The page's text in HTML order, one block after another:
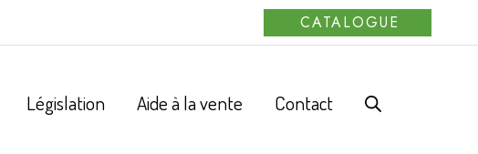
CATALOGUE
Législation Aide à la vente Contact